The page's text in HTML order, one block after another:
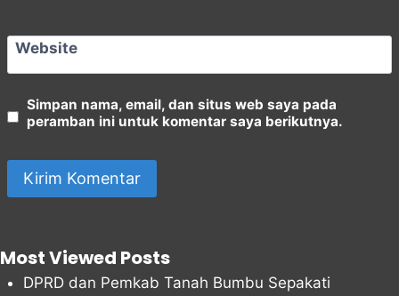
Website
Simpan nama, email, dan situs web saya pada
peramban ini untuk komentar saya berikutnya.
Most Viewed Posts
DPRD dan Pemkab Tanah Bumbu Sepakati